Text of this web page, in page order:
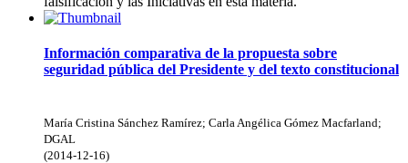
Información comparativa de la propuesta sobre
seguridad pública del Presidente y del texto constitucional
María Cristina Sánchez Ramírez; Carla Angélica Gómez Macfarland;
DGAL
(2014-12-16)